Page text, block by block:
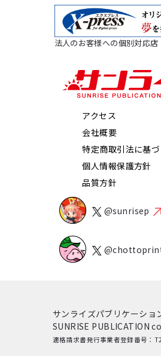
アクセス
会社概要
特定商取引法に基
個人情報保護方針
品質方針
@sunrisep
法人のお客様への個別対応店
サンライズパブリケーショ
SUNRISE PUBLICATION
適格請求書発行事業者登録番号：